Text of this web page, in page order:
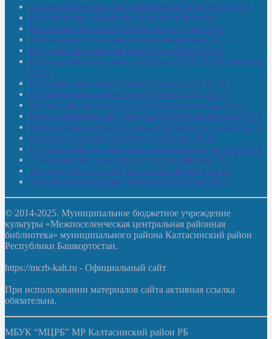
Калмиябашевская сельская библиотека-филиал № 13
Калтасинская модельная детская библиотека
Кельтеевская сельская библиотека-филиал № 8
Киебаковская сельская библиотека-филиал № 9
Кокушевская сельская библиотека-филиал № 4
Краснохолмская сельская модельная библиотека-филиал
№ 21
Кутеремская сельская библиотека-филиал № 22
Кучашевская сельская библиотека-филиал № 11
Малокачаковская сельская библиотека-филиал № 12
Нижнекачмашевская сельская библиотека-филиал № 14
Новокильбахтинская сельская библиотека-филиал № 19
Сазовская сельская библиотека-филиал № 20
Староорьебашевская сельская библиотека-филиал № 16
Старояшевская сельская библиотека-филиал № 17
Тюльдинская сельская библиотека-филиал № 18
Чилибеевская сельская библиотека-филиал № 10
© 2014-2025. Муниципальное бюджетное учреждение
культуры «Межпоселенческая центральная районная
библиотека» муниципального района Калтасинский район
Республики Башкортостан.
https://mcrb-kalt.ru - Официальный сайт
При использовании материалов сайта активная ссылка
обязательна.
МБУК “МЦРБ” МР Калтасинский район РБ